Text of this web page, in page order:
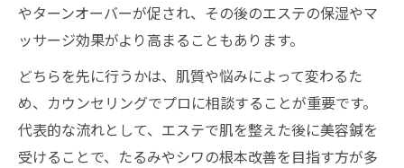
やターンオーバーが促され、その後のエステの保湿やマ
ッサージ効果がより高まることもあります。
どちらを先に行うかは、肌質や悩みによって変わるた
め、カウンセリングでプロに相談することが重要です。
代表的な流れとして、エステで肌を整えた後に美容鍼を
受けることで、たるみやシワの根本改善を目指す方が多